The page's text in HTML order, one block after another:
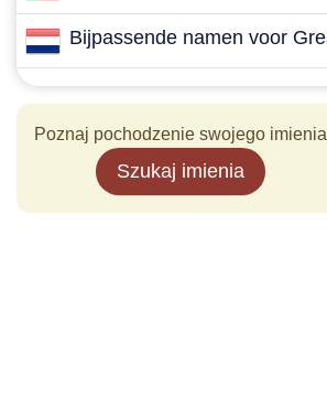
Bijpassende namen voor
Poznaj pochodzenie swojego imienia
Szukaj imienia